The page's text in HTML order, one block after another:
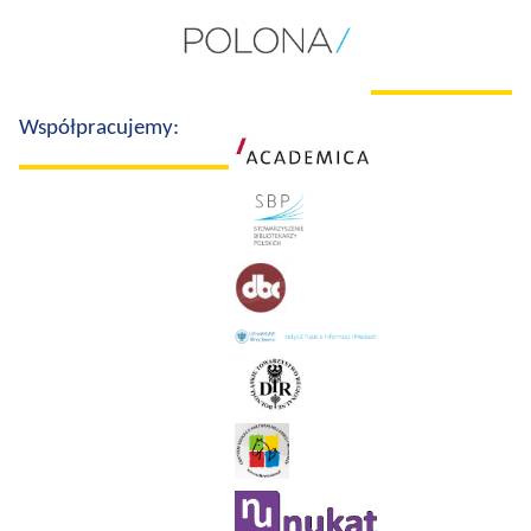
Współpracujemy: